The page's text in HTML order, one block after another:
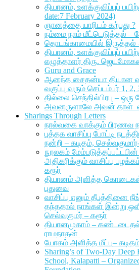
தியானம், உளக்குவிப்புப்
date:7 February 2024)
ஞானத்தை யாரிடம் கற்பது ?
நம்மை நாம் மீட்டெடுத்தல் –
தொடங்காமையில் இருத்தல்
தியானம், உளக்குவிப்புப்
எழுத்தாளர் திரு.
Guru and Grace
ஆனந்த சைதன்யா தியான
வகுப்பு வரும் செப்டம்பர் 1,
தில்லை செந்தில்பிரபு – ஒரு
அவனருளாலே அவன் தாள்
Sharings Through Letters
நால்வகை வாக்கும் பிரணவ
புத்தக வாசிப்பு போட்டி
நன்றி – கடிதம்,
நூலகம்
அதிகரிக்கும் வாசிப்பு
கரூர்
தியானம் அளித்த கொடைகள்
புதுவை
வாசிப்பு எனும் தீபத்தினை
தந்ததால் நாங்கள் இன்று
செல்வகுமர் – கரூர்
தியானமுகாம் –
ராமநாதன்
யோகம் அளித்த மீட்பு–
Sharing’s of Two-Day Deep
School, Kalapatti –